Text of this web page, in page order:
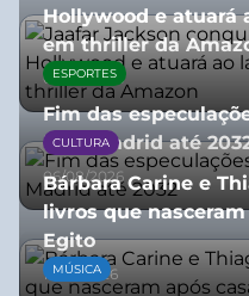
Hollywood e atuará
em thriller da
06/08/2026
ESPORTES
Fim das
Real Madrid até
06/08/2026
CULTURA
Bárbara Carine e
livros que
Egito
10/07/2026
MÚSICA